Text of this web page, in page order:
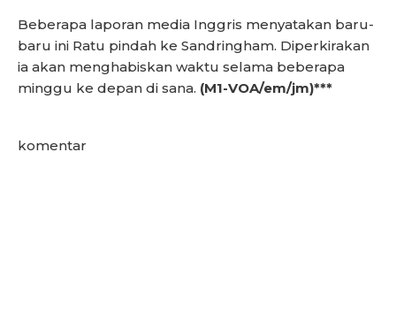
Beberapa laporan media Inggris menyatakan baru-
baru ini Ratu pindah ke Sandringham. Diperkirakan
ia akan menghabiskan waktu selama beberapa
minggu ke depan di sana. (M1-VOA/em/jm)***
komentar